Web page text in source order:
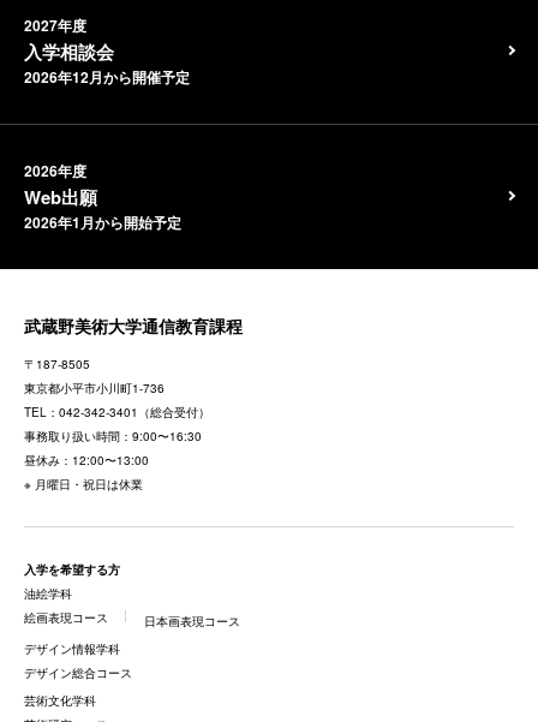
2027年度
入学相談会
2026年12月から開催予定
2026年度
Web出願
2026年1月から開始予定
武蔵野美術大学通信教育課程
〒187-8505
東京都小平市小川町1-736
TEL： 042-342-3401 （総合受付）
事務取り扱い時間：9:00〜16:30
昼休み：12:00〜13:00
※ 月曜日・祝日は休業
入学を希望する方
油絵学科
絵画表現コース
日本画表現コース
デザイン情報学科
デザイン総合コース
芸術文化学科